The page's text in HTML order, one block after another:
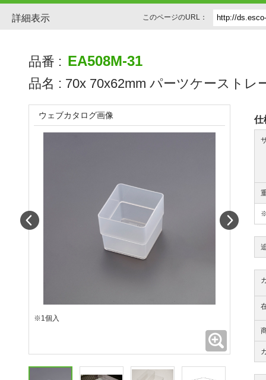
詳細表示 このページのURL：
品番 : EA508M-31
品名 : 70x 70x62mm パーツケーストレ
仕
ウェブカタログ画像
※1個入